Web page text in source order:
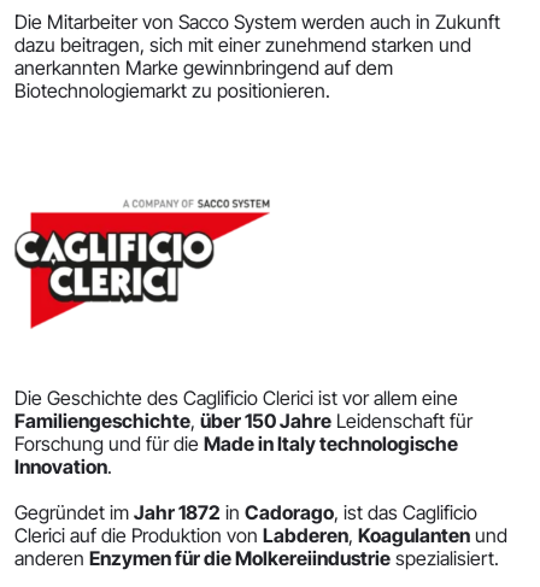
Die Mitarbeiter von Sacco System werden auch in Zukunft
dazu beitragen, sich mit einer zunehmend starken und
anerkannten Marke gewinnbringend auf dem
Biotechnologiemarkt zu positionieren.
Die Geschichte des Caglificio Clerici ist vor allem eine
Familiengeschichte, über 150 Jahre Leidenschaft für
Forschung und für die Made in Italy technologische
Innovation.
Gegründet im Jahr 1872 in Cadorago, ist das Caglificio
Clerici auf die Produktion von Labderen, Koagulanten und
anderen Enzymen für die Molkereiindustrie spezialisiert.